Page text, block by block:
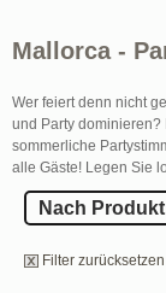
Mallorca -
Wer feiert denn nicht
und Party
sommerliche
alle Gäste! Legen Sie
Nach
Filter